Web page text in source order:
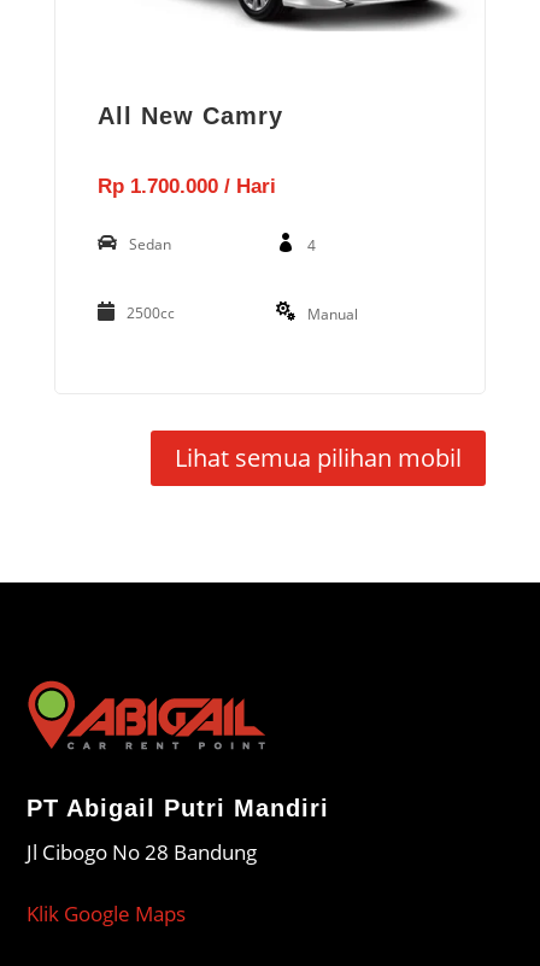
All New Camry
Rp 1.700.000 / Hari
Sedan 4
2500cc Manual
Lihat semua pilihan mobil
PT Abigail Putri Mandiri
Jl Cibogo No 28 Bandung
Klik Google Maps